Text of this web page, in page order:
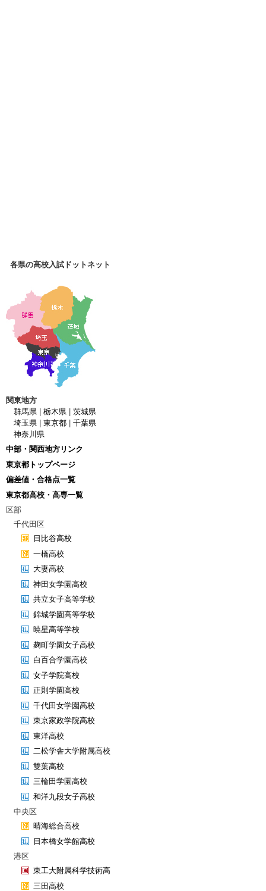
各県の高校入試ドットネット
関東地方
群馬県 | 栃木県 | 茨城県
埼玉県 | 東京都 | 千葉県
神奈川県
中部・関西地方リンク
東京都トップページ
偏差値・合格点一覧
東京都高校・高専一覧
区部
千代田区
日比谷高校
一橋高校
大妻高校
神田女学園高校
共立女子高等学校
錦城学園高等学校
暁星高等学校
麹町学園女子高校
白百合学園高校
女子学院高校
正則学園高校
千代田女学園高校
東京家政学院高校
東洋高校
二松学舎大学附属高校
雙葉高校
三輪田学園高校
和洋九段女子高校
中央区
晴海総合高校
日本橋女学館高校
港区
東工大附属科学技術高
三田高校